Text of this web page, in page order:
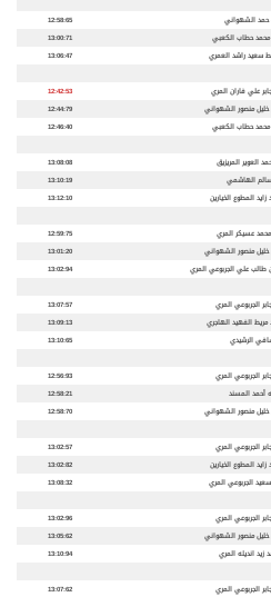
حمد الشهواني
12:58:65
محمد حطاب الكعبي
13:00:71
سعيد راشد العمري 13:06:47
علي فاران المري
12:42:53
خليل منصور الشهواني
12:44:79
محمد حطاب الكعبي 12:46:40
العوير المريزيق
13:08:08
الهاشمي
13:10:19
المطوع الخيارين 13:12:10
عسيكر المري
12:59:75
خليل منصور الشهواني
13:01:20
طالب علي الجربوعي المري 13:02:94
الجربوعي المري
13:07:57
الفهيد الهاجري
13:09:13
الرشيدي 13:10:65
الجربوعي المري
12:56:93
أحمد المسند
12:58:21
خليل منصور الشهواني 12:58:70
الجربوعي المري
13:02:57
المطوع الخيارين
13:02:82
الجربوعي المري 13:08:32
الجربوعي المري
13:02:96
خليل منصور الشهواني
13:05:62
زيد انديله المري 13:10:94
الجربوعي المري
13:07:62